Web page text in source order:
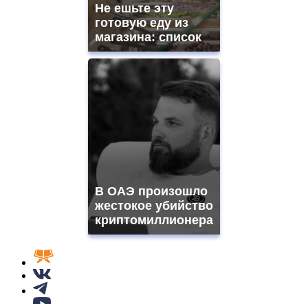
Не ешьте эту
готовую еду из
магазина: список
В ОАЭ произошло
жестокое убийство
криптомиллионера